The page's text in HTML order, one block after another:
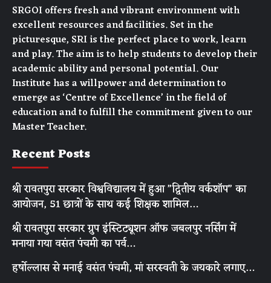
SRGOI offers fresh and vibrant environment with
excellent resources and facilities. Set in the
picturesque, SRI is the perfect place to work, learn
and play. The aim is to help students to develop their
academic ability and personal potential. Our
Institute has a willpower and determination to
emerge as ‘Centre of Excellence’ in the field of
education and to fulfill the commitment given to our
Master Teacher.
Recent Posts
श्री रावतपुरा सरकार विश्वविद्यालय में हुआ ”द्वितीय वर्कशॉप” का
आयोजन, 51 छात्रों के साथ कई शिक्षक शामिल…
श्री रावतपुरा सरकार ग्रुप इंस्टिट्यूशन ऑफ जबलपुर नर्सिंग में
मनाया गया वसंत पंचमी का पर्व…
हर्षोल्लास से मनाई वसंत पंचमी, मां सरस्वती के जयकारे लगाए…